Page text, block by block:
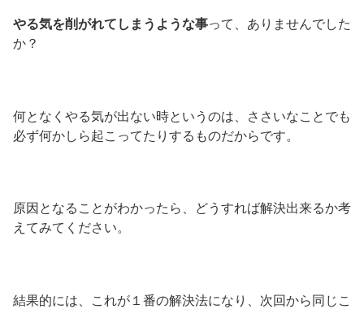
やる気を削がれてしまうような事って、ありませんでした
か？
何となくやる気が出ない時というのは、ささいなことでも
必ず何かしら起こってたりするものだからです。
原因となることがわかったら、どうすれば解決出来るか考
えてみてください。
結果的には、これが１番の解決法になり、次回から同じこ